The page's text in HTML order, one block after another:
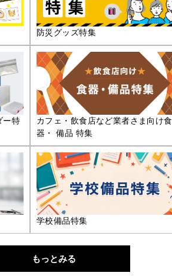
防災グッズ特集
ー特
カフェ・飲食店など業者さま向け食
器・ 備品 特集
学校備品特集
もっとみる